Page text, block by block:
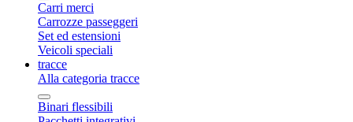
Carri merci
Carrozze passeggeri
Set ed estensioni
Veicoli speciali
tracce
Alla categoria tracce
Binari flessibili